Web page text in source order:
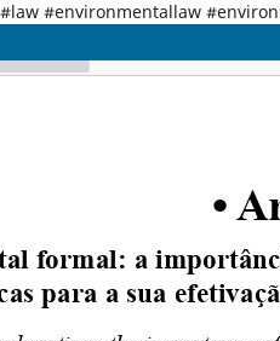
#environmentallaw